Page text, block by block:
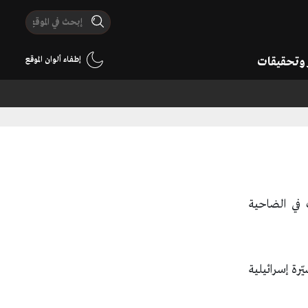
وتحقيقات إطفاء ألوان الموقع
الجنوب
في الضاحية
من مسيّرة إسرائيلية